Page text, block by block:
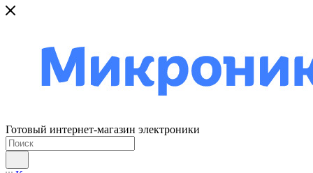
Готовый интернет-магазин электроники